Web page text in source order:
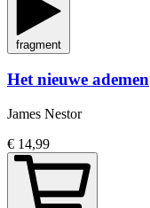
fragment
Het nieuwe ademen
James Nestor
€ 14,99